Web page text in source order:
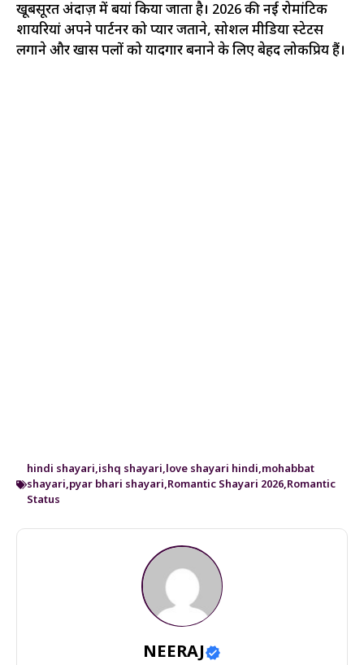
खूबसूरत अंदाज़ में बयां किया जाता है। 2026 की नई रोमांटिक
शायरियां अपने पार्टनर को प्यार जताने, सोशल मीडिया स्टेटस
लगाने और खास पलों को यादगार बनाने के लिए बेहद लोकप्रिय हैं।
hindi shayari,ishq shayari,love shayari hindi,mohabbat
shayari,pyar bhari shayari,Romantic Shayari 2026,Romantic
Status
NEERAJ